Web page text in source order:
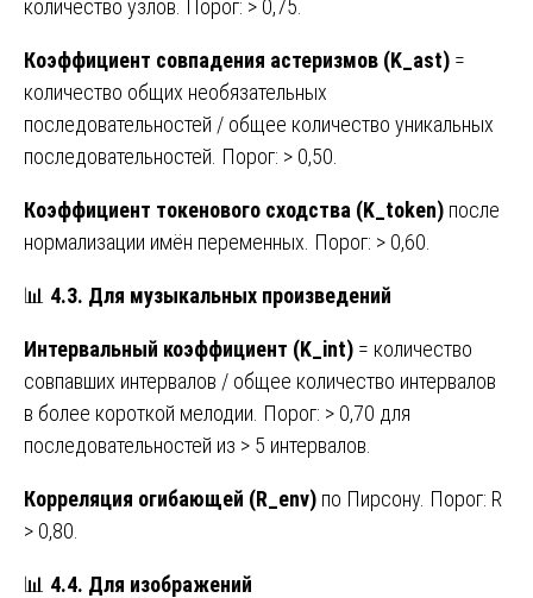
количество узлов. Порог: > 0,75.
Коэффициент совпадения астеризмов (K_ast) =
количество общих необязательных
последовательностей / общее количество уникальных
последовательностей. Порог: > 0,50.
Коэффициент токенового сходства (K_token) после
нормализации имён переменных. Порог: > 0,60.
📊 4.3. Для музыкальных произведений
Интервальный коэффициент (K_int) = количество
совпавших интервалов / общее количество интервалов
в более короткой мелодии. Порог: > 0,70 для
последовательностей из > 5 интервалов.
Корреляция огибающей (R_env) по Пирсону. Порог: R
> 0,80.
📊 4.4. Для изображений